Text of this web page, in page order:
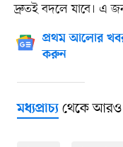
দ্রুতই বদলে যাবে। এ
প্রথম আলোর
করুন
মধ্যপ্রাচ্যথেকে